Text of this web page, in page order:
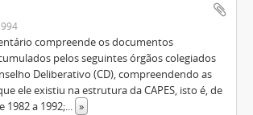
compreende os documentos
pelos seguintes órgãos colegiados
Deliberativo (CD), compreendendo as
ele existiu na estrutura da CAPES, isto é, de
1982 a 1992;... »